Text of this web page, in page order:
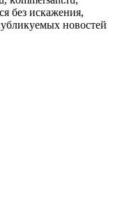
без искажения,
новостей